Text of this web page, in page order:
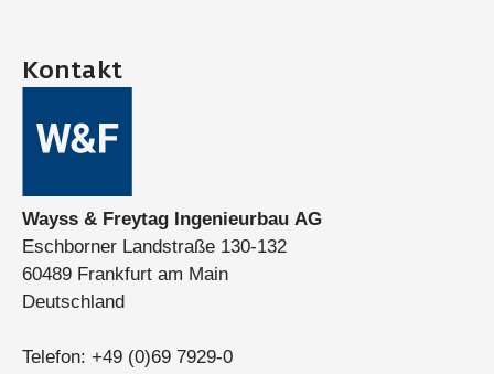
Kontakt
Wayss & Freytag Ingenieurbau AG
Eschborner Landstraße 130-132
60489 Frankfurt am Main
Deutschland
Telefon: +49 (0)69 7929-0